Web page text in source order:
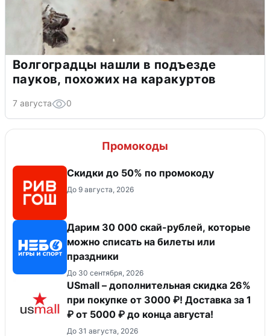
Волгоградцы нашли в подъезде
пауков, похожих на каракуртов
7 августа 0
Промокоды
Скидки до 50% по промокоду
До 9 августа, 2026
Дарим 30 000 скай-рублей, которые
можно списать на билеты или
праздники
До 30 сентября, 2026
USmall – дополнительная скидка 26%
при покупке от 3000 ₽! Доставка за 1
₽ от 5000 ₽ до конца августа!
До 31 августа, 2026